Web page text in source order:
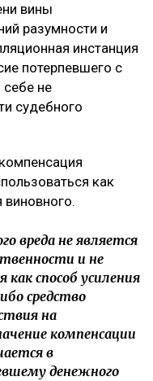
вины
разумности и
инстанция
потерпевшего с
не
судебного
как
виновного.
вреда не является
и не
способ усиления
средство
на
компенсации
в
денежного